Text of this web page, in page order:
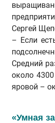
Сергей
– Если
Средний
около
яровой –
«Умная